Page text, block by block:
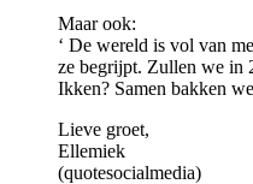
Maar ook:
‘ De wereld is vol van
ze begrijpt. Zullen we in
Ikken? Samen bakken
Lieve groet,
Ellemiek
(quotesocialmedia)